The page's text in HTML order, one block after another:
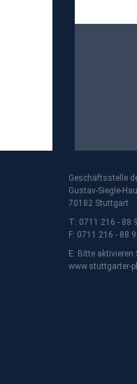
Geschäftsstelle
Gustav-Siegle-
70182 Stuttgart
T: 0711 216 - 88
F: 0711 216 - 88
E: Bitte aktivieren
www.stuttgarter-